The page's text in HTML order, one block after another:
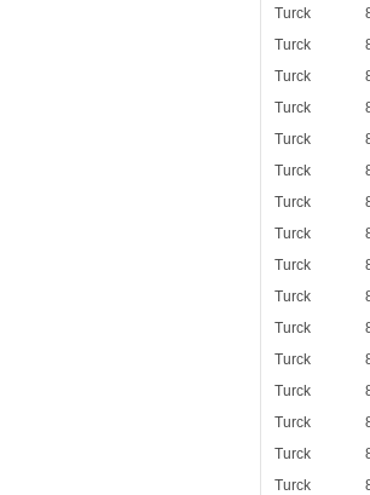
Turck
Turck
Turck
Turck
Turck
Turck
Turck
Turck
Turck
Turck
Turck
Turck
Turck
Turck
Turck
Turck